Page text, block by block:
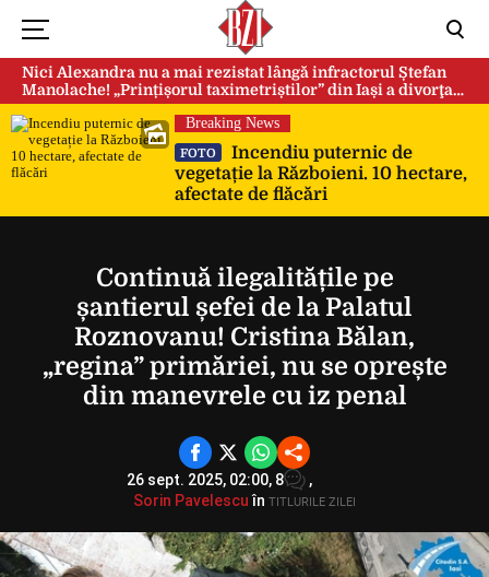
Nici Alexandra nu a mai rezistat lângă infractorul Ștefan
Manolache! „Prințișorul taximetriștilor” din Iași a divorţat
după doi ani de căsnicie
Breaking News
FOTO
Incendiu puternic de
vegetație la Războieni. 10 hectare,
afectate de flăcări
Could not play video.
There was a problem trying to load the video.
Continuă ilegalitățile pe
șantierul șefei de la Palatul
Roznovanu! Cristina Bălan,
„regina” primăriei, nu se oprește
din manevrele cu iz penal
26 sept. 2025, 02:00, 8
,
Sorin Pavelescuîn TITLURILE ZILEI